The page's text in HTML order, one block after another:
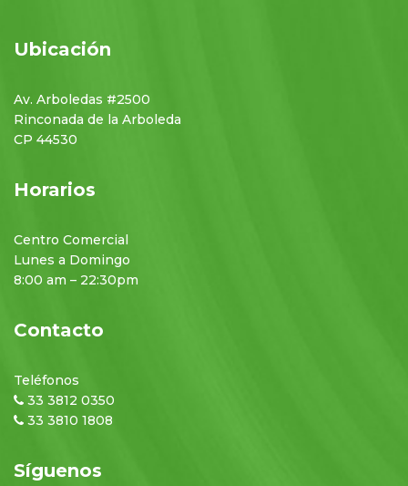
Ubicación
Av. Arboledas #2500
Rinconada de la Arboleda
CP 44530
Horarios
Centro Comercial
Lunes a Domingo
8:00 am – 22:30pm
Contacto
Teléfonos
33 3812 0350
33 3810 1808
Síguenos